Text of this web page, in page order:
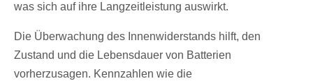
was sich auf ihre Langzeitleistung auswirkt.
Die Überwachung des Innenwiderstands hilft, den
Zustand und die Lebensdauer von Batterien
vorherzusagen. Kennzahlen wie die